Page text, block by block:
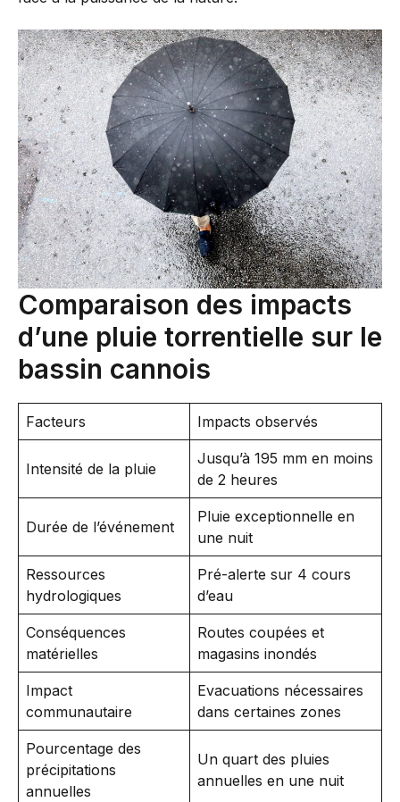
Comparaison des impacts
d’une pluie torrentielle sur le
bassin cannois
Facteurs Impacts observés
Intensité de la pluie
Jusqu’à 195 mm en moins
de 2 heures
Durée de l’événement
Pluie exceptionnelle en
une nuit
Ressources
hydrologiques
Pré-alerte sur 4 cours
d’eau
Conséquences
matérielles
Routes coupées et
magasins inondés
Impact
communautaire
Evacuations nécessaires
dans certaines zones
Pourcentage des
précipitations
annuelles
Un quart des pluies
annuelles en une nuit